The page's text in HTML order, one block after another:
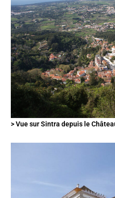
> Vue sur Sintra depuis le